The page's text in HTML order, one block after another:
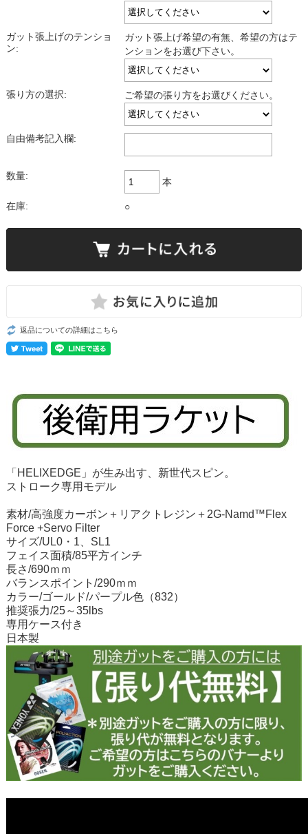
ガット張上げのテンショ
ン:
ガット張上げ希望の有無、希望の方はテ
ンションをお選び下さい。
張り方の選択: ご希望の張り方をお選びください。
自由備考記入欄:
数量:
本
在庫: ○
返品についての詳細はこちら
「HELIXEDGE」が生み出す、新世代スピン。
ストローク専用モデル
素材/高強度カーボン＋リアクトレジン＋2G-Namd™Flex
Force +Servo Filter
サイズ/UL0・1、SL1
フェイス面積/85平方インチ
長さ/690ｍｍ
バランスポイント/290ｍｍ
カラー/ゴールド/パープル色（832）
推奨張力/25～35lbs
専用ケース付き
日本製